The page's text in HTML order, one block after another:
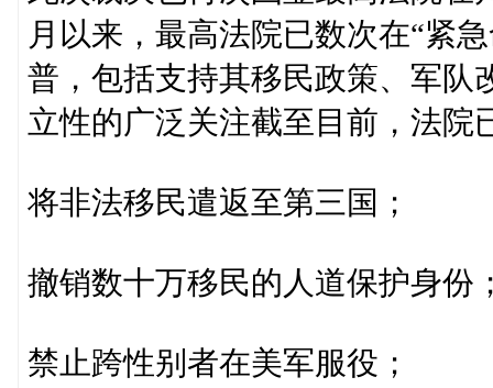
月以来，最高法院已数次在“紧
普，包括支持其移民政策、军队
立性的广泛关注截至目前，法院
将非法移民遣返至第三国；
撤销数十万移民的人道保护身份
禁止跨性别者在美军服役；